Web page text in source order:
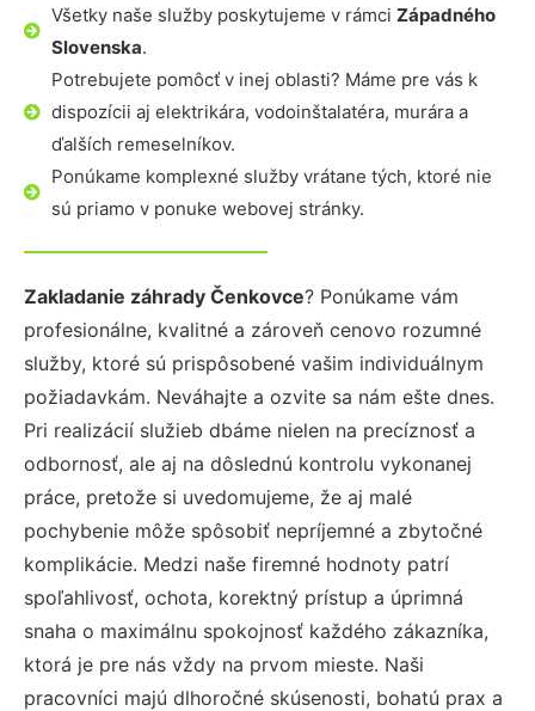
Všetky naše služby poskytujeme v rámci Západného
Slovenska.
Potrebujete pomôcť v inej oblasti? Máme pre vás k
dispozícii aj elektrikára, vodoinštalatéra, murára a
ďalších remeselníkov.
Ponúkame komplexné služby vrátane tých, ktoré nie
sú priamo v ponuke webovej stránky.
Zakladanie záhrady Čenkovce? Ponúkame vám
profesionálne, kvalitné a zároveň cenovo rozumné
služby, ktoré sú prispôsobené vašim individuálnym
požiadavkám. Neváhajte a ozvite sa nám ešte dnes.
Pri realizácií služieb dbáme nielen na precíznosť a
odbornosť, ale aj na dôslednú kontrolu vykonanej
práce, pretože si uvedomujeme, že aj malé
pochybenie môže spôsobiť nepríjemné a zbytočné
komplikácie. Medzi naše firemné hodnoty patrí
spoľahlivosť, ochota, korektný prístup a úprimná
snaha o maximálnu spokojnosť každého zákazníka,
ktorá je pre nás vždy na prvom mieste. Naši
pracovníci majú dlhoročné skúsenosti, bohatú prax a